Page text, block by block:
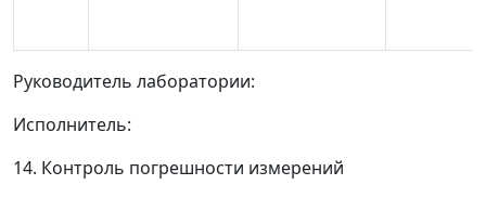
Руководитель лаборатории:
Исполнитель:
14. Контроль погрешности измерений